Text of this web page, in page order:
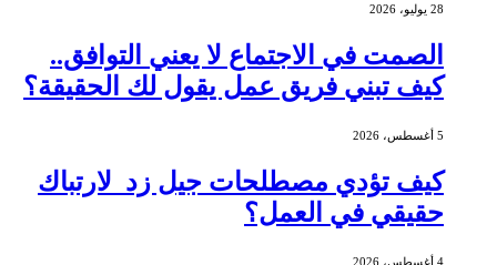
28 يوليو، 2026
الصمت في الاجتماع لا يعني التوافق..
كيف تبني فريق عمل يقول لك الحقيقة؟
5 أغسطس، 2026
كيف تؤدي مصطلحات جيل زد لارتباك
حقيقي في العمل؟
4 أغسطس، 2026